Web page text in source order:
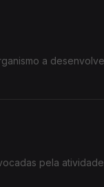
a
pela atividade